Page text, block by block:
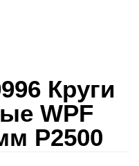
Круги
WPF
P2500